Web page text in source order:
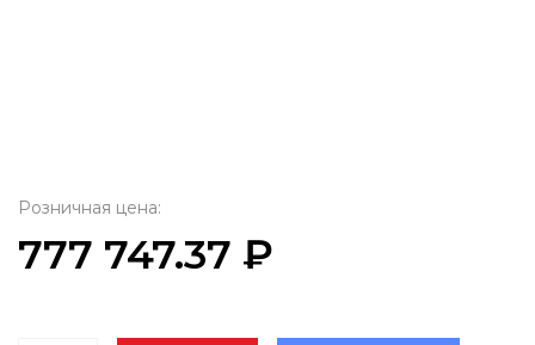
Розничная цена:
777 747.37 ₽